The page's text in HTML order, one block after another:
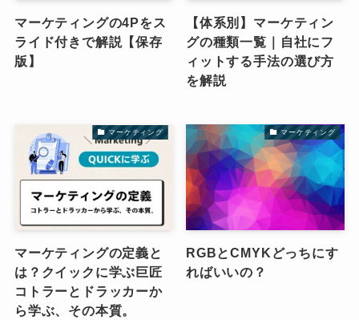
マーケティングの4Pをス
ライド付きで解説【保存
版】
【体系別】マーケティン
グの種類一覧｜自社にフ
ィットする手法の選び方
を解説
マーケティング
マーケティングの定義と
は？クイックに学ぶ巨匠
コトラーとドラッカーか
ら学ぶ、その本質。
マーケティング
RGBとCMYKどっちにす
ればいいの？